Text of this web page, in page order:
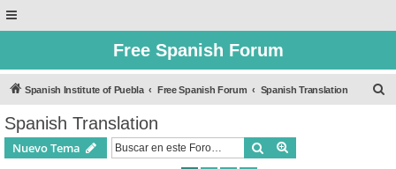
Free Spanish Forum
Spanish Institute of Puebla Free Spanish Forum Spanish Translation
Spanish Translation
Nuevo Tema Buscar